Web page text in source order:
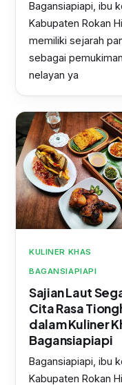
Bagansiapiapi, ibu
Kabupaten Rokan
memiliki sejarah
sebagai pemukiman
nelayan ya
KULINER KHAS
BAGANSIAPIAPI
Sajian Laut
Cita Rasa
dalam Kuliner
Bagansiapiapi
Bagansiapiapi, ibu
Kabupaten Rokan